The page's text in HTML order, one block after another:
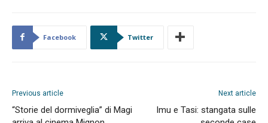
Facebook Twitter
Previous article
“Storie del dormiveglia” di Magi
Next article
Imu e Tasi: stangata sulle